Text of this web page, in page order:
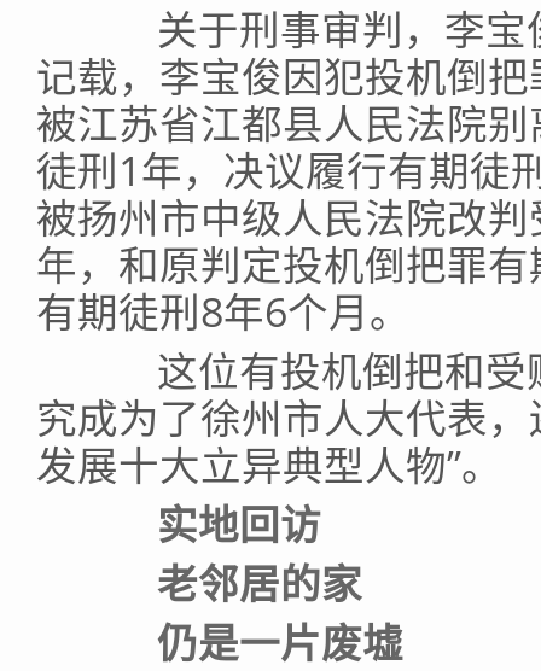
关于刑事审判，李宝
记载，李宝俊因犯投机倒
被江苏省江都县人民法院
徒刑1年，决议履行有期徒
被扬州市中级人民法院改
年，和原判定投机倒把罪
有期徒刑8年6个月。
这位有投机倒把和受
究成为了徐州市人大代表
发展十大立异典型人物”。
实地回访
老邻居的家
仍是一片废墟